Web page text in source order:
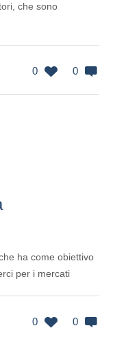
che sono
0 0
ha come obiettivo
per i mercati
0 0